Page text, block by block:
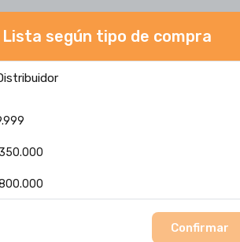
Nosotros
imperial interior
según tipo de compra
Confirmar